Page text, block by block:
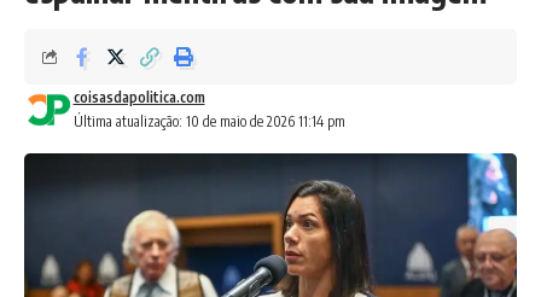
Última atualização: 10 de maio de 2026 11:14 pm
coisasdapolitica.com